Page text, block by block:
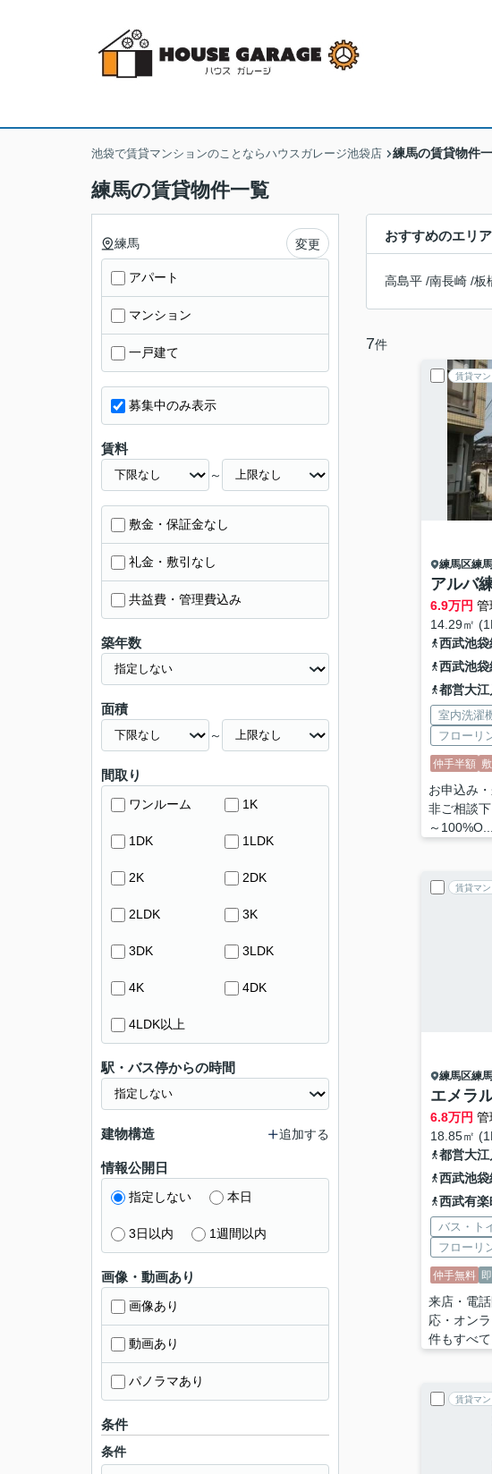
池袋で賃貸マンションのことならハウスガレージ池袋店 練馬の賃貸物件
練馬の賃貸物件一覧
おすすめのエリア
高島平 /南長崎 /板
7件
賃貸マ
練馬区練馬
アルバ
6.9万円 管
14.29㎡
西武池袋
西武池袋
都営大江
室内洗濯
フローリ
仲手半額
お申込み
非ご相談
～100%O...
賃貸マ
練馬区練馬
エメラ
6.8万円 管
18.85㎡
都営大江
西武池袋
西武有楽
バス・ト
フローリ
仲手無料
来店・電
応・オン
件もすべ
賃貸マ
練馬 変更
アパート
マンション
一戸建て
募集中のみ表示
賃料
～
敷金・保証金なし
礼金・敷引なし
共益費・管理費込み
築年数
面積
～
間取り
ワンルーム 1K
1DK 1LDK
2K 2DK
2LDK 3K
3DK 3LDK
4K 4DK
4LDK以上
駅・バス停からの時間
建物構造 追加する
情報公開日
指定しない 本日
3日以内 1週間以内
画像・動画あり
画像あり
動画あり
パノラマあり
条件
条件